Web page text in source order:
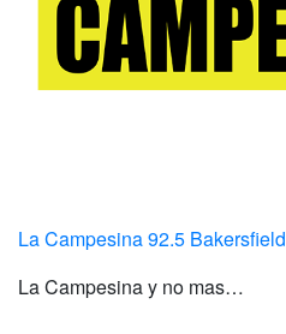
La Campesina 92.5 Bakersfield
La Campesina y no mas…